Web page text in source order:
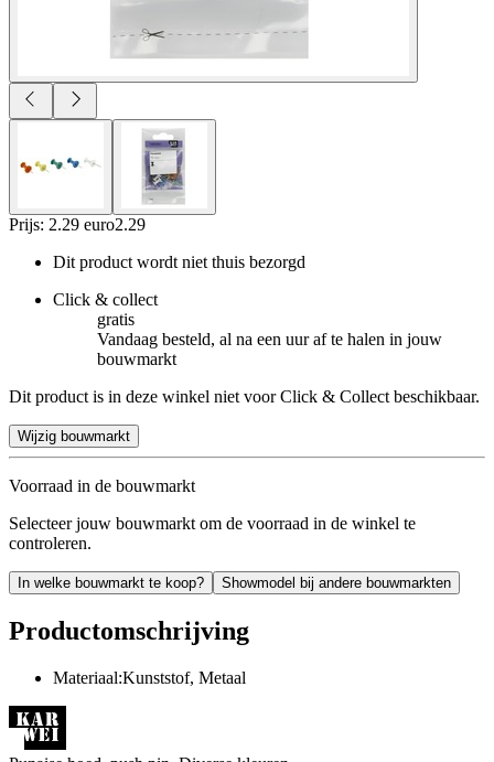
Prijs: 2.29 euro2.29
Dit product wordt niet thuis bezorgd
Click & collect
gratis
Vandaag besteld, al na een uur af te halen in jouw
bouwmarkt
Dit product is in deze winkel niet voor Click & Collect beschikbaar.
Wijzig bouwmarkt
Voorraad in de bouwmarkt
Selecteer jouw bouwmarkt om de voorraad in de winkel te
controleren.
In welke bouwmarkt te koop? Showmodel bij andere bouwmarkten
Productomschrijving
Materiaal:Kunststof, Metaal